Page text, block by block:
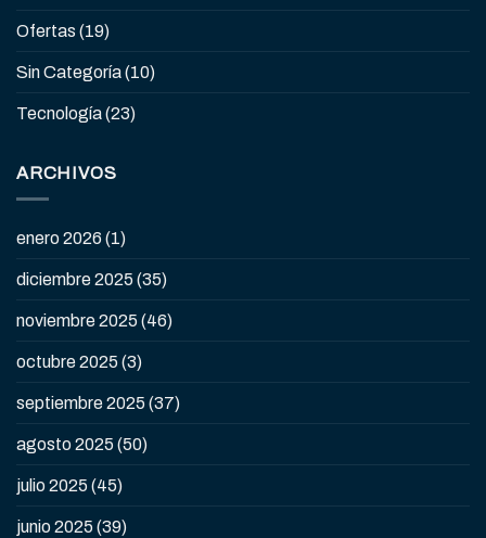
Ofertas (19)
Sin Categoría(10)
Tecnología(23)
ARCHIVOS
enero 2026 (1)
diciembre 2025 (35)
noviembre 2025 (46)
octubre 2025 (3)
septiembre 2025 (37)
agosto 2025 (50)
julio 2025 (45)
junio 2025 (39)